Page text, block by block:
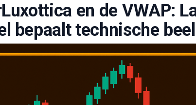
en de VWAP:
bepaalt technische